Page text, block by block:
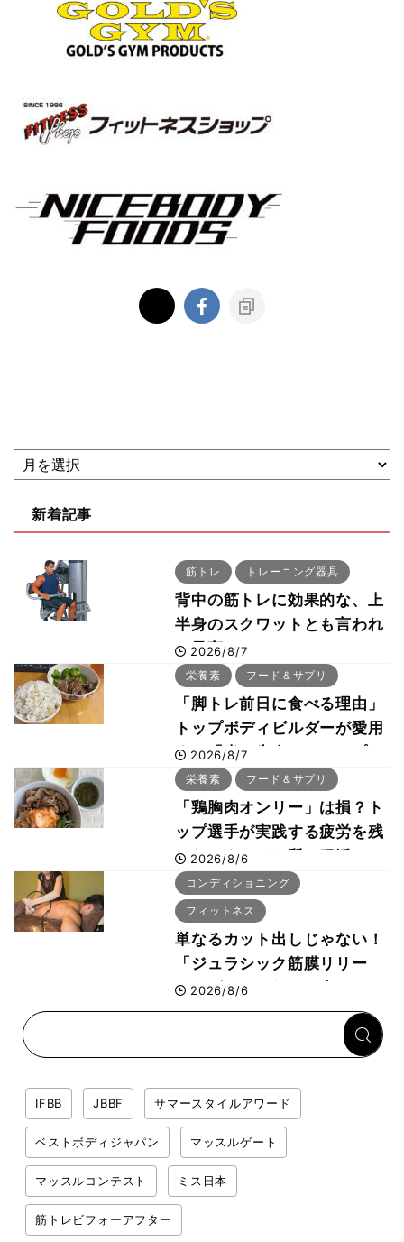
新着記事
筋トレ トレーニング器具
背中の筋トレに効果的な、上
半身のスクワットとも言われ
た最高マシン“ノーチラス・
プルオーバーマシン”とは？
2026/8/7
栄養素 フード＆サプリ
「脚トレ前日に食べる理由」
トップボディビルダーが愛用
する「米＋牛肉」のシンプル
回復メシとは？
2026/8/7
栄養素 フード＆サプリ
「鶏胸肉オンリー」は損？ト
ップ選手が実践する疲労を残
さないタンパク質＆腸活コン
ボ
2026/8/6
コンディショニング
フィットネス
単なるカット出しじゃない！
「ジュラシック筋膜リリー
ス」が口コミだけで大ヒット
した納得の理由 木澤大祐が
2026/8/6
IFBB JBBF サマースタイルアワード
ベストボディジャパン マッスルゲート
マッスルコンテスト ミス日本
筋トレビフォーアフター